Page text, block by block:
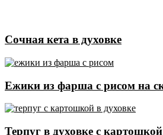
Сочная кета в духовке
Ежики из фарша с рисом на
Терпуг в духовке с картошкой